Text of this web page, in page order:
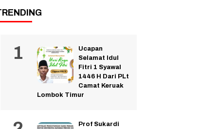
Ucapan
Selamat Idul
Fitri 1 Syawal
1446 H Dari PLt
Camat Keruak
Lombok Timur
Prof Sukardi